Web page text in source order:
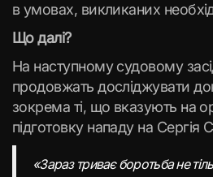
в умовах, викликаних
Що далі?
На наступному судовому
продовжать досліджувати
зокрема ті, що вказують на
підготовку нападу на Сергія
«Зараз триває боротьба не